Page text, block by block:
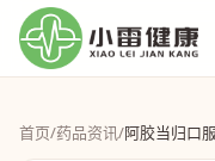
首页/药品资讯/阿胶当归口